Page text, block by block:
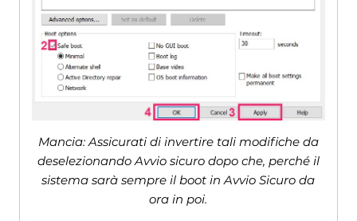
Mancia: Assicurati di invertire tali modifiche da
deselezionando Avvio sicuro dopo che, perché il
sistema sarà sempre il boot in Avvio Sicuro da
ora in poi.